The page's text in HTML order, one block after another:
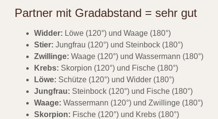
Partner mit Gradabstand = sehr gut
Widder: Löwe (120°) und Waage (180°)
Stier: Jungfrau (120°) und Steinbock (180°)
Zwillinge: Waage (120°) und Wassermann (180°)
Krebs: Skorpion (120°) und Fische (180°)
Löwe: Schütze (120°) und Widder (180°)
Jungfrau: Steinbock (120°) und Fische (180°)
Waage: Wassermann (120°) und Zwillinge (180°)
Skorpion: Fische (120°) und Krebs (180°)